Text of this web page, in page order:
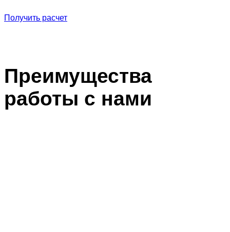
Получить расчет
Преимущества
работы с нами